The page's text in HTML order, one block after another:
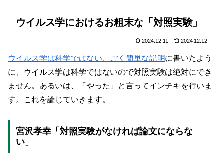
ウイルス学におけるお粗末な「対照実験」
2024.12.11 2024.12.12
ウイルス学は科学ではない、ごく簡単な説明に書いたよう
に、ウイルス学は科学ではないので対照実験は絶対にでき
ません。あるいは、「やった」と言ってインチキを行いま
す。これを論じていきます。
宮沢孝幸「対照実験がなければ論文にならな
い」